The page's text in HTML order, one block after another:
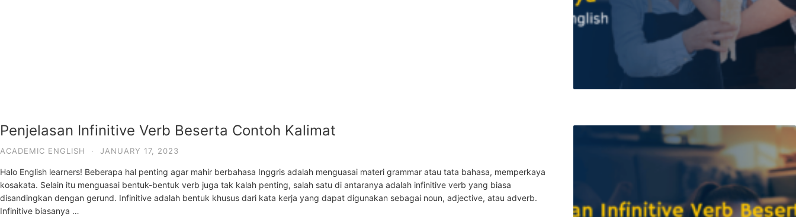
Penjelasan Infinitive Verb Beserta Contoh Kalimat
ACADEMIC ENGLISH · JANUARY 17, 2023
Halo English learners! Beberapa hal penting agar mahir berbahasa Inggris adalah menguasai materi grammar atau tata bahasa, memperkaya
kosakata. Selain itu menguasai bentuk-bentuk verb juga tak kalah penting, salah satu di antaranya adalah infinitive verb yang biasa
disandingkan dengan gerund. Infinitive adalah bentuk khusus dari kata kerja yang dapat digunakan sebagai noun, adjective, atau adverb.
Infinitive biasanya …